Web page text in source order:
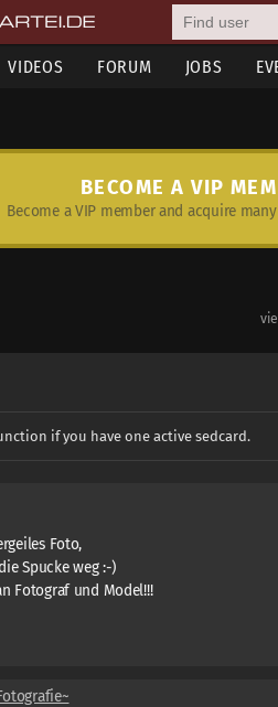
VIDEOS FORUM JOBS
BECOME A VIP
Become a VIP member and acquire
if you have one active sedcard.
Foto,
Spucke weg :-)
Fotograf und Model!!!